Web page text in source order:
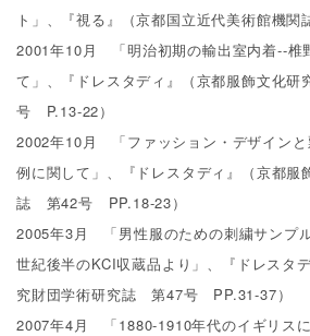
ト」、『視る』（京都国立近代美術館機
2001年10月 「明治初期の輸出室内着--椎
て」、『ドレスタディ』（京都服飾文化
号 P.13-22）
2002年10月 「ファッション・デザイン
例に関して」、『ドレスタディ』（京都服
誌 第42号 PP.18-23）
2005年3月 「男性服のための刺繍サンプ
世紀後半のKCI収蔵品より」、『ドレスタ
究財団学術研究誌 第47号 PP.31-37）
2007年4月 「1880‐1910年代のイギリス